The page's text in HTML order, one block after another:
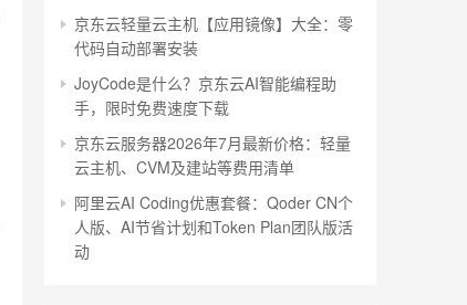
京东云轻量云主机【应用镜像】大全：零
代码自动部署安装
JoyCode是什么？京东云AI智能编程助
手，限时免费速度下载
京东云服务器2026年7月最新价格：轻量
云主机、CVM及建站等费用清单
阿里云AI Coding优惠套餐：Qoder CN个
人版、AI节省计划和Token Plan团队版活
动